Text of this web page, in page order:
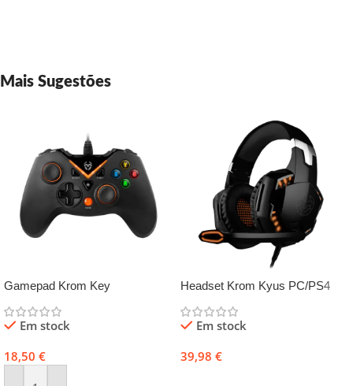
Mais Sugestões
Gamepad Krom Key
Em stock
18,50 €
Headset Krom Kyus PC/PS4
Em stock
39,98 €